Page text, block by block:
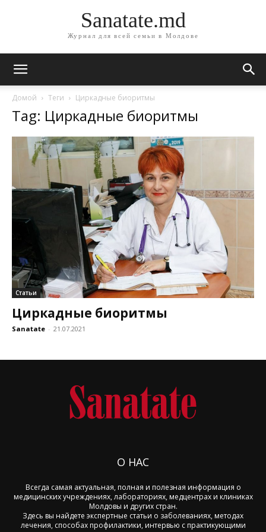
Sanatate.md
Журнал для всей семьи в Молдове
Домой Теги Циркадные биоритмы
Tag: Циркадные биоритмы
Статьи
Циркадные биоритмы
Sanatate - 21.07.2021
О НАС
Всегда самая актуальная, полная и полезная информация о
медицинских учреждениях, лабораториях, медцентрах и клиниках
Молдовы и других стран.
Здесь вы найдете экспертные статьи о заболеваниях, методах
лечения, способах профилактики, интервью с практикующими